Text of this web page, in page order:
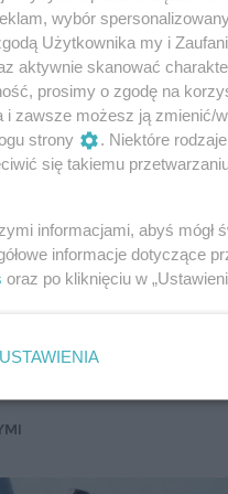
użytkowników może się
tys. km i wciąż wszystko
a nie tylko zachowaniu
niedomagań lub
rzędu 5-6 tys. zł są
przy zmianie
na wyświetlaczu
nie wspominają nawet o
na ogół prostym
nie są jakimś wielkim
wybór
Użytkownika my i
aktywnie skanować
prosimy o zgodę na
i zawsze możesz ją
strony
. Niektóre
się takiemu
informacjami, abyś
informacje dotyczące
oraz po kliknięciu w
USTAWIENIA